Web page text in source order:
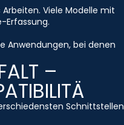
Viele Modelle mit
Erfassung.
Anwendungen, bei denen
–
Schnittstellen